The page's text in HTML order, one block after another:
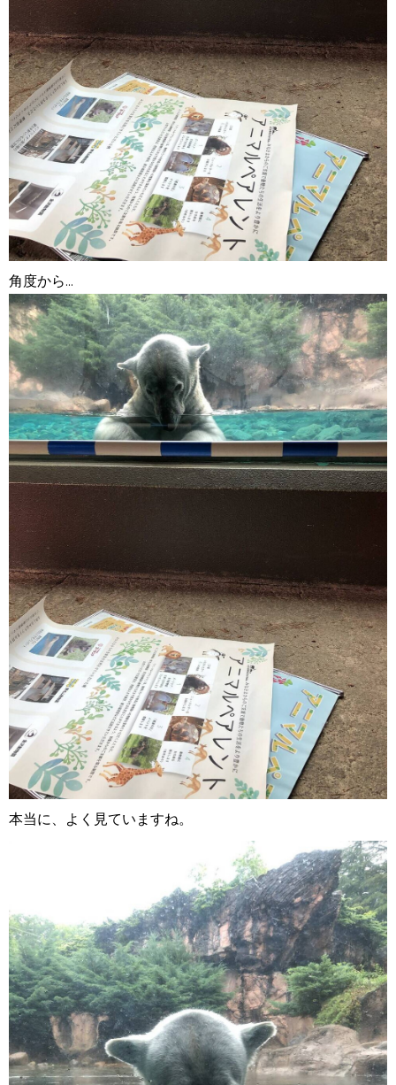
角度から...
本当に、よく見ていますね。